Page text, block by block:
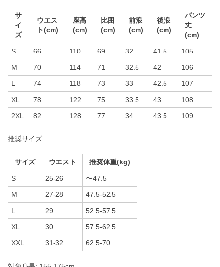
サ
イ
ズ
ウエス
ト(cm)
座高
(cm)
比囲
(cm)
前浪
(cm)
後浪
(cm)
パンツ
丈
(cm)
S 66 110 69 32 41.5 105
M 70 114 71 32.5 42 106
L 74 118 73 33 42.5 107
XL 78 122 75 33.5 43 108
2XL 82 128 77 34 43.5 109
推奨サイズ:
サイズ ウエスト 推奨体重(kg)
S 25-26 〜47.5
M 27-28 47.5-52.5
L 29 52.5-57.5
XL 30 57.5-62.5
XXL 31-32 62.5-70